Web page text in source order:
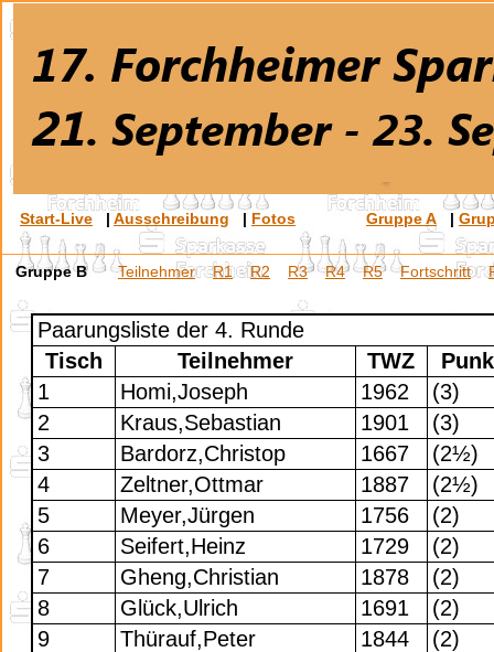
Start-Live | Ausschreibung | Fotos Gruppe A |
Gruppe B Teilnehmer R1 R2 R3 R4 R5 Fortschritt
Paarungsliste der 4. Runde
Tisch
Teilnehmer TWZ
1
Homi,Joseph 1962
(3)
2
Kraus,Sebastian 1901
(3)
3
Bardorz,Christop 1667
(2½)
4
Zeltner,Ottmar 1887
(2½)
5
Meyer,Jürgen 1756
(2)
6
Seifert,Heinz 1729
(2)
7
Gheng,Christian 1878
(2)
8
Glück,Ulrich 1691
(2)
9
Thürauf,Peter 1844
(2)